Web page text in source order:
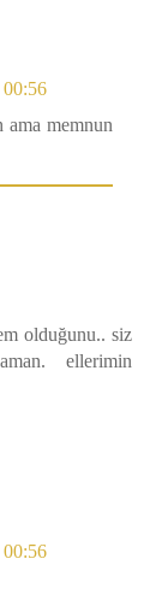
00:56
ama memnun
olduğunu.. siz
ellerimin
00:56